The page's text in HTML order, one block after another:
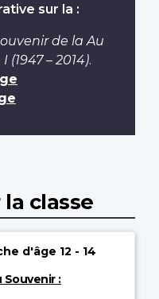
sur la :
de la Au
(1947 – 2014).
classe
d'âge 12 - 14
: